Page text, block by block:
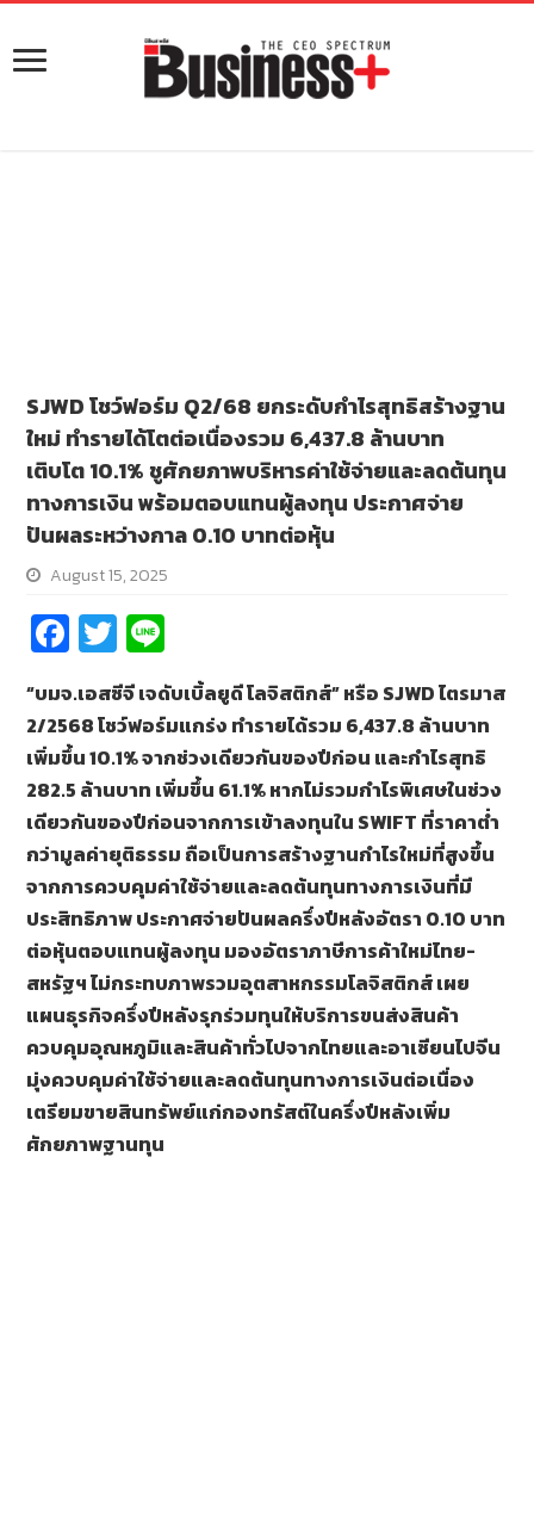
SJWD โชว์ฟอร์ม Q2/68 ยกระดับกำไรสุทธิสร้างฐาน
ใหม่ ทำรายได้โตต่อเนื่องรวม 6,437.8 ล้านบาท
เติบโต 10.1% ชูศักยภาพบริหารค่าใช้จ่ายและลดต้นทุน
ทางการเงิน พร้อมตอบแทนผู้ลงทุน ประกาศจ่าย
ปันผลระหว่างกาล 0.10 บาทต่อหุ้น
August 15, 2025
Fa
ce
b
o
o
k
T
wi
tt
er
n
e
“บมจ.เอสซีจี เจดับเบิ้ลยูดี โลจิสติกส์” หรือ SJWD ไตรมาส
2/2568 โชว์ฟอร์มแกร่ง ทำรายได้รวม 6,437.8 ล้านบาท
เพิ่มขึ้น 10.1% จากช่วงเดียวกันของปีก่อน และกำไรสุทธิ
282.5 ล้านบาท เพิ่มขึ้น 61.1% หากไม่รวมกำไรพิเศษในช่วง
เดียวกันของปีก่อนจากการเข้าลงทุนใน SWIFT ที่ราคาต่ำ
กว่ามูลค่ายุติธรรม ถือเป็นการสร้างฐานกำไรใหม่ที่สูงขึ้น
จากการควบคุมค่าใช้จ่ายและลดต้นทุนทางการเงินที่มี
ประสิทธิภาพ ประกาศจ่ายปันผลครึ่งปีหลังอัตรา 0.10 บาท
ต่อหุ้นตอบแทนผู้ลงทุน มองอัตราภาษีการค้าใหม่ไทย-
สหรัฐฯ ไม่กระทบภาพรวมอุตสาหกรรมโลจิสติกส์ เผย
แผนธุรกิจครึ่งปีหลังรุกร่วมทุนให้บริการขนส่งสินค้า
ควบคุมอุณหภูมิและสินค้าทั่วไปจากไทยและอาเซียนไปจีน
มุ่งควบคุมค่าใช้จ่ายและลดต้นทุนทางการเงินต่อเนื่อง
เตรียมขายสินทรัพย์แก่กองทรัสต์ในครึ่งปีหลังเพิ่ม
ศักยภาพฐานทุน